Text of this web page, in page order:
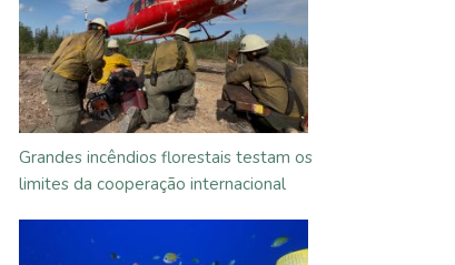
Grandes incêndios florestais testam os
limites da cooperação internacional